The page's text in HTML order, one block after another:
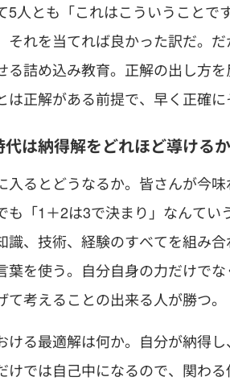
5人とも「これはこういうこと
それを当てれば良かった訳だ。
る詰め込み教育。正解の出し方
は正解がある前提で、早く正確に
代は納得解をどれほど導ける
入るとどうなるか。皆さんが今
も「1＋2は3で決まり」なんて
識、技術、経験のすべてを組み
葉を使う。自分自身の力だけで
て考えることの出来る人が勝つ。
ける最適解は何か。自分が納得
けでは自己中になるので、関わ